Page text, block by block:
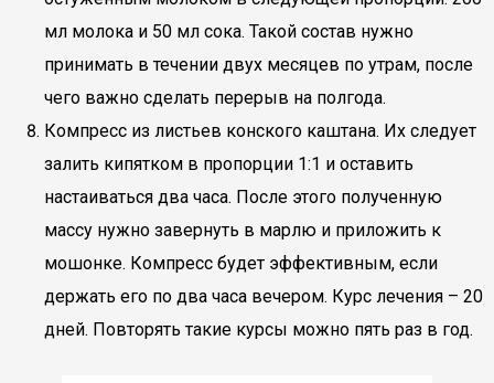
мл молока и 50 мл сока. Такой состав нужно
принимать в течении двух месяцев по утрам, после
чего важно сделать перерыв на полгода.
Компресс из листьев конского каштана. Их следует
залить кипятком в пропорции 1:1 и оставить
настаиваться два часа. После этого полученную
массу нужно завернуть в марлю и приложить к
мошонке. Компресс будет эффективным, если
держать его по два часа вечером. Курс лечения – 20
дней. Повторять такие курсы можно пять раз в год.